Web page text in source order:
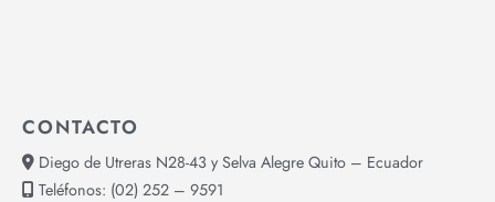
CONTACTO
Diego de Utreras N28-43 y Selva Alegre Quito – Ecuador
Teléfonos: (02) 252 – 9591